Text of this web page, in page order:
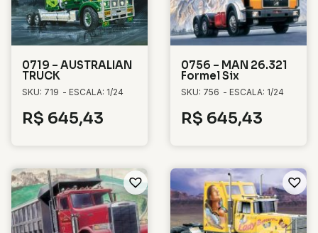
0719 – AUSTRALIAN
TRUCK
SKU: 719 - ESCALA: 1/24
R$ 645,43
0756 – MAN 26.321
Formel Six
SKU: 756 - ESCALA: 1/24
R$ 645,43